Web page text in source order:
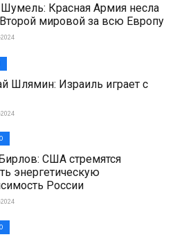
Красная Армия несла
мировой за всю Европу
2024
Шлямин: Израиль играет с
2024
США стремятся
энергетическую
России
2024